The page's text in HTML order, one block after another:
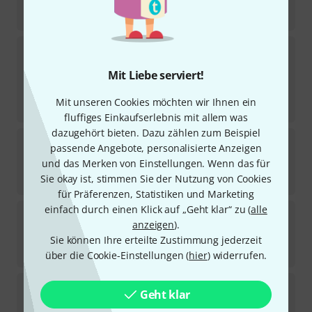
Mit Liebe serviert!
Mit unseren Cookies möchten wir Ihnen ein
fluffiges Einkaufserlebnis mit allem was
dazugehört bieten. Dazu zählen zum Beispiel
passende Angebote, personalisierte Anzeigen
und das Merken von Einstellungen. Wenn das für
Sie okay ist, stimmen Sie der Nutzung von Cookies
für Präferenzen, Statistiken und Marketing
einfach durch einen Klick auf „Geht klar“ zu (alle
anzeigen).
Sie können Ihre erteilte Zustimmung jederzeit
über die Cookie-Einstellungen (hier) widerrufen.
Geht klar
Sofort lieferbar
30-Tage-Bestpreis:156 €
-8%
ThomannTenor Ukulele B-Stock
Sofort lieferbar
95€
ThomannTenor Ukulele CW/PU De Luxe
18
In 1–2 Wochen lieferbar
249 €
ThomannGuitarlele CW/PU De Luxe
4